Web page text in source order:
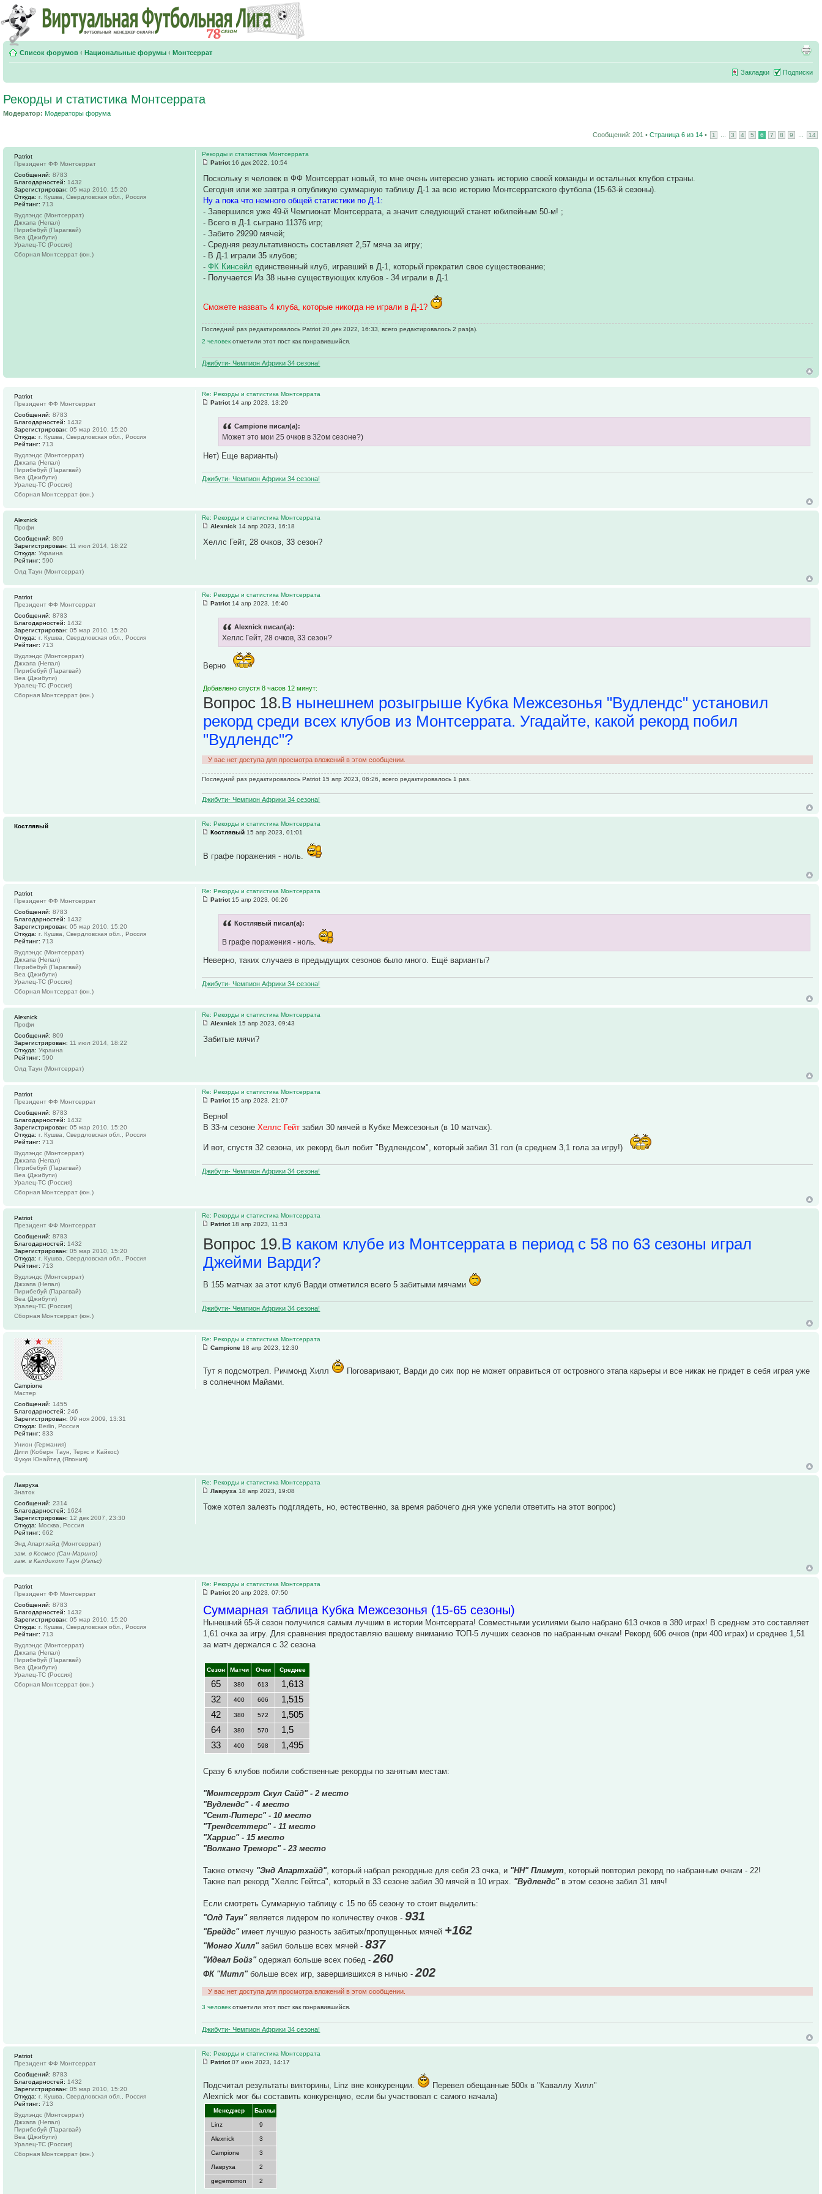
Список форумов ‹ Национальные форумы ‹ Монтсеррат
Закладки Подписки
Рекорды и статистика Монтсеррата
Модератор: Модераторы форума
Сообщений: 201 • Страница 6 из 14 • 1 3 4 5 6 7 8 9 14
Рекорды и статистика Монтсеррата
Patriot16 дек 2022, 10:54
Поскольку я человек в ФФ Монтсеррат новый, то мне очень интересно узнать историю своей команды и остальных клубов страны.
Сегодня или же завтра я опубликую суммарную таблицу Д-1 за всю историю Монтсерратского футбола (15-63-й сезоны).
Ну а пока что немного общей статистики по Д-1:
- Завершился уже 49-й Чемпионат Монтсеррата, а значит следующий станет юбилейным 50-м! ;
- Всего в Д-1 сыграно 11376 игр;
- Забито 29290 мячей;
- Средняя результативность составляет 2,57 мяча за игру;
- В Д-1 играли 35 клубов;
-ФК Кинсейл единственный клуб, игравший в Д-1, который прекратил свое существование;
- Получается Из 38 ныне существующих клубов - 34 играли в Д-1
Сможете назвать 4 клуба, которые никогда не играли в Д-1?
Последний раз редактировалось Patriot 20 дек 2022, 16:33, всего редактировалось 2 раз(а).
2 человекотметили этот пост как понравившийся.
Джибути- Чемпион Африки 34 сезона!
Patriot
Президент ФФ Монтсеррат
Сообщений: 8783
Благодарностей: 1432
Зарегистрирован: 05 мар 2010, 15:20
Откуда: г. Кушва, Свердловская обл., Россия
Рейтинг: 713
Вудлэндс (Монтсеррат)
Джхапа (Непал)
Пирибебуй (Парагвай)
Веа (Джибути)
Уралец-ТС (Россия)
Сборная Монтсеррат (юн.)
Re: Рекорды и статистика Монтсеррата
Patriot14 апр 2023, 13:29
Campione писал(а):
Может это мои 25 очков в 32ом сезоне?)
Нет) Еще варианты)
Джибути- Чемпион Африки 34 сезона!
Patriot
Президент ФФ Монтсеррат
Сообщений: 8783
Благодарностей: 1432
Зарегистрирован: 05 мар 2010, 15:20
Откуда: г. Кушва, Свердловская обл., Россия
Рейтинг: 713
Вудлэндс (Монтсеррат)
Джхапа (Непал)
Пирибебуй (Парагвай)
Веа (Джибути)
Уралец-ТС (Россия)
Сборная Монтсеррат (юн.)
Re: Рекорды и статистика Монтсеррата
Alexnick 14 апр 2023, 16:18
Хеллс Гейт, 28 очков, 33 сезон?
Alexnick
Профи
Сообщений: 809
Зарегистрирован: 11 июл 2014, 18:22
Откуда: Украина
Рейтинг: 590
Олд Таун (Монтсеррат)
Re: Рекорды и статистика Монтсеррата
Patriot14 апр 2023, 16:40
Alexnick писал(а):
Хеллс Гейт, 28 очков, 33 сезон?
Верно
Добавлено спустя 8 часов 12 минут:
Вопрос 18.В нынешнем розыгрыше Кубка Межсезонья "Вудлендс" установил
рекорд среди всех клубов из Монтсеррата. Угадайте, какой рекорд побил
"Вудлендс"?
У вас нет доступа для просмотра вложений в этом сообщении.
Последний раз редактировалось Patriot 15 апр 2023, 06:26, всего редактировалось 1 раз.
Джибути- Чемпион Африки 34 сезона!
Patriot
Президент ФФ Монтсеррат
Сообщений: 8783
Благодарностей: 1432
Зарегистрирован: 05 мар 2010, 15:20
Откуда: г. Кушва, Свердловская обл., Россия
Рейтинг: 713
Вудлэндс (Монтсеррат)
Джхапа (Непал)
Пирибебуй (Парагвай)
Веа (Джибути)
Уралец-ТС (Россия)
Сборная Монтсеррат (юн.)
Re: Рекорды и статистика Монтсеррата
Костлявый 15 апр 2023, 01:01
В графе поражения - ноль.
Костлявый
Re: Рекорды и статистика Монтсеррата
Patriot15 апр 2023, 06:26
Костлявый писал(а):
В графе поражения - ноль.
Неверно, таких случаев в предыдущих сезонов было много. Ещё варианты?
Джибути- Чемпион Африки 34 сезона!
Patriot
Президент ФФ Монтсеррат
Сообщений: 8783
Благодарностей: 1432
Зарегистрирован: 05 мар 2010, 15:20
Откуда: г. Кушва, Свердловская обл., Россия
Рейтинг: 713
Вудлэндс (Монтсеррат)
Джхапа (Непал)
Пирибебуй (Парагвай)
Веа (Джибути)
Уралец-ТС (Россия)
Сборная Монтсеррат (юн.)
Re: Рекорды и статистика Монтсеррата
Alexnick 15 апр 2023, 09:43
Забитые мячи?
Alexnick
Профи
Сообщений: 809
Зарегистрирован: 11 июл 2014, 18:22
Откуда: Украина
Рейтинг: 590
Олд Таун (Монтсеррат)
Re: Рекорды и статистика Монтсеррата
Patriot15 апр 2023, 21:07
Верно!
В 33-м сезонеХеллс Гейт забил 30 мячей в Кубке Межсезонья (в 10 матчах).
И вот, спустя 32 сезона, их рекорд был побит "Вудлендсом", который забил 31 гол (в среднем 3,1 гола за игру!)
Джибути- Чемпион Африки 34 сезона!
Patriot
Президент ФФ Монтсеррат
Сообщений: 8783
Благодарностей: 1432
Зарегистрирован: 05 мар 2010, 15:20
Откуда: г. Кушва, Свердловская обл., Россия
Рейтинг: 713
Вудлэндс (Монтсеррат)
Джхапа (Непал)
Пирибебуй (Парагвай)
Веа (Джибути)
Уралец-ТС (Россия)
Сборная Монтсеррат (юн.)
Re: Рекорды и статистика Монтсеррата
Patriot18 апр 2023, 11:53
Вопрос 19.В каком клубе из Монтсеррата в период с 58 по 63 сезоны играл
Джейми Варди?
В 155 матчах за этот клуб Варди отметился всего 5 забитыми мячами
Джибути- Чемпион Африки 34 сезона!
Patriot
Президент ФФ Монтсеррат
Сообщений: 8783
Благодарностей: 1432
Зарегистрирован: 05 мар 2010, 15:20
Откуда: г. Кушва, Свердловская обл., Россия
Рейтинг: 713
Вудлэндс (Монтсеррат)
Джхапа (Непал)
Пирибебуй (Парагвай)
Веа (Джибути)
Уралец-ТС (Россия)
Сборная Монтсеррат (юн.)
Re: Рекорды и статистика Монтсеррата
Campione 18 апр 2023, 12:30
Тут я подсмотрел. Ричмонд Хилл
Поговаривают, Варди до сих пор не может оправиться от островного этапа карьеры и все никак не придет в себя играя уже
в солнечном Майами.
Campione
Мастер
Сообщений: 1455
Благодарностей: 246
Зарегистрирован: 09 ноя 2009, 13:31
Откуда: Berlin, Россия
Рейтинг: 833
Унион (Германия)
Диги (Коберн Таун, Теркс и Кайкос)
Фукуи Юнайтед (Япония)
Re: Рекорды и статистика Монтсеррата
Лавруха 18 апр 2023, 19:08
Тоже хотел залезть подглядеть, но, естественно, за время рабочего дня уже успели ответить на этот вопрос)
Лавруха
Знаток
Сообщений: 2314
Благодарностей: 1624
Зарегистрирован: 12 дек 2007, 23:30
Откуда: Москва, Россия
Рейтинг: 662
Энд Апартхайд (Монтсеррат)
зам. в Космос (Сан-Марино)
зам. в Калдикот Таун (Уэльс)
Re: Рекорды и статистика Монтсеррата
Patriot20 апр 2023, 07:50
Суммарная таблица Кубка Межсезонья (15-65 сезоны)
Нынешний 65-й сезон получился самым лучшим в истории Монтсеррата! Совместными усилиями было набрано 613 очков в 380 играх! В среднем это составляет
1,61 очка за игру. Для сравнения предоставляю вашему вниманию ТОП-5 лучших сезонов по набранным очкам! Рекорд 606 очков (при 400 играх) и среднее 1,51
за матч держался с 32 сезона
Сезон Матчи Очки Среднее
65 380 613
1,613
32
400 606
1,515
42
380 572
1,505
64
380 570
1,5
33
400 598 1,495
Сразу 6 клубов побили собственные рекорды по занятым местам:
"Монтсеррэт Скул Сайд" - 2 место
"Вудлендс" - 4 место
"Сент-Питерс" - 10 место
"Трендсеттерс" - 11 место
"Харрис" - 15 место
"Волкано Треморс" - 23 место
Также отмечу "Энд Апартхайд", который набрал рекордные для себя 23 очка, и "НН" Плимут , который повторил рекорд по набранным очкам - 22!
Также пал рекорд "Хеллс Гейтса", который в 33 сезоне забил 30 мячей в 10 играх. "Вудлендс"в этом сезоне забил 31 мяч!
Если смотреть Суммарную таблицу с 15 по 65 сезону то стоит выделить:
"Олд Таун"является лидером по количеству очков -931
"Брейдс"имеет лучшую разность забитых/пропущенных мячей +162
"Монго Хилл"забил больше всех мячей -837
"Идеал Бойз"одержал больше всех побед -260
ФК "Митл"больше всех игр, завершившихся в ничью -202
У вас нет доступа для просмотра вложений в этом сообщении.
3 человекотметили этот пост как понравившийся.
Джибути- Чемпион Африки 34 сезона!
Patriot
Президент ФФ Монтсеррат
Сообщений: 8783
Благодарностей: 1432
Зарегистрирован: 05 мар 2010, 15:20
Откуда: г. Кушва, Свердловская обл., Россия
Рейтинг: 713
Вудлэндс (Монтсеррат)
Джхапа (Непал)
Пирибебуй (Парагвай)
Веа (Джибути)
Уралец-ТС (Россия)
Сборная Монтсеррат (юн.)
Re: Рекорды и статистика Монтсеррата
Patriot07 июн 2023, 14:17
Подсчитал результаты викторины, Linz вне конкуренции.
Перевел обещанные 500к в "Каваллу Хилл"
Alexnick мог бы составить конкуренцию, если бы участвовал с самого начала)
Менеджер Баллы
Linz 9
Alexnick 3
Campione 3
Лавруха 2
gegemomon 2
Patriot
Президент ФФ Монтсеррат
Сообщений: 8783
Благодарностей: 1432
Зарегистрирован: 05 мар 2010, 15:20
Откуда: г. Кушва, Свердловская обл., Россия
Рейтинг: 713
Вудлэндс (Монтсеррат)
Джхапа (Непал)
Пирибебуй (Парагвай)
Веа (Джибути)
Уралец-ТС (Россия)
Сборная Монтсеррат (юн.)